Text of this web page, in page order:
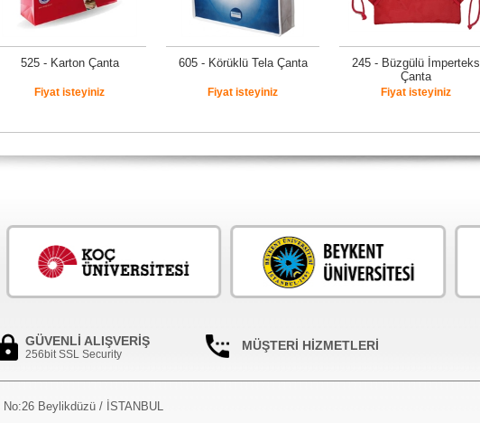
525 - Karton Çanta
Fiyat isteyiniz
605 - Körüklü Tela Çanta
Fiyat isteyiniz
245 - Büzgülü İmperteks
Çanta
Fiyat isteyiniz
GÜVENLİ ALIŞVERİŞ
256bit SSL Security
MÜŞTERİ HİZMETLERİ
No:26 Beylikdüzü / İSTANBUL